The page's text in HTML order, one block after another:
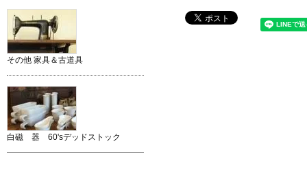
その他 家具＆古道具
白磁 器 60'sデッドストック